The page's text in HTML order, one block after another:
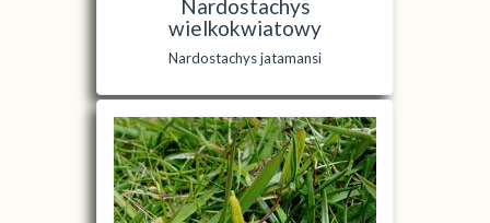
Nardostachys
wielkokwiatowy
Nardostachys jatamansi